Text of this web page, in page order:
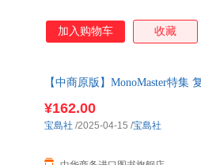
加入购物车 收藏
【中商原版】MonoMaster特集
¥162.00
宝島社 /2025-04-15 /宝島社